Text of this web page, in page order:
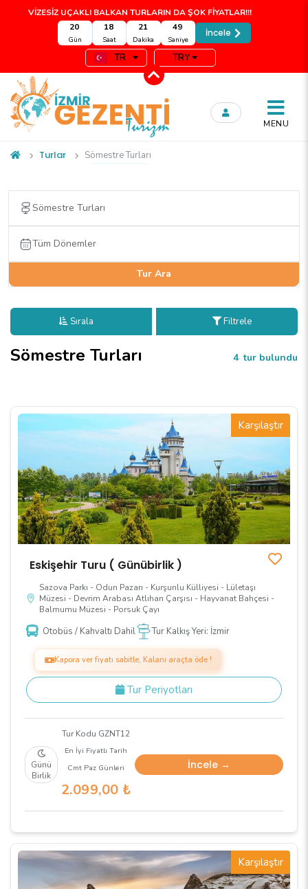
VİZESİZ UÇAKLI BALKAN TURLARIN DA ŞOK FİYATLAR!!!
20
Gün
18
Saat
21
Dakika
49
Saniye
İncele
TR TRY
MENU
Turlar Sömestre Turları
Tur Ara
Sırala Filtrele
Sömestre Turları 4 tur bulundu
Karşılaştır
Eskişehir Turu ( Günübirlik )
Sazova Parkı - Odun Pazarı - Kurşunlu Külliyesi - Lületaşı
Müzesi - Devrim Arabası Atlıhan Çarşısı - Hayvanat Bahçesi -
Balmumu Müzesi - Porsuk Çayı
Otobüs / Kahvaltı Dahil Tur Kalkış Yeri: İzmir
Kapora ver fiyatı sabitle, Kalanı araçta öde !
Tur Periyotları
Günü
Birlik
Tur Kodu GZNT12
En İyi Fiyatlı Tarih
Cmt Paz Günleri
2.099,00 ₺
İncele →
Karşılaştır